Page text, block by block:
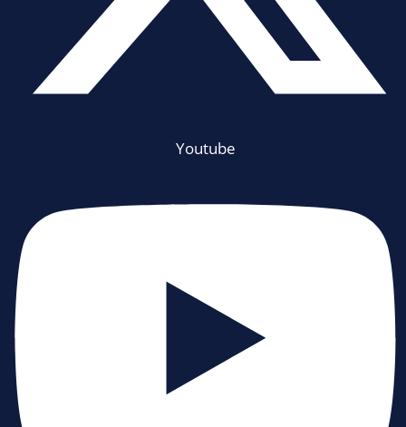
Youtube